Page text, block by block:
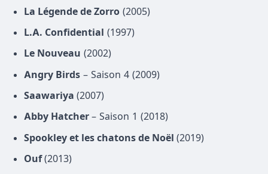
La Légende de Zorro (2005)
L.A. Confidential (1997)
Le Nouveau (2002)
Angry Birds – Saison 4 (2009)
Saawariya (2007)
Abby Hatcher – Saison 1 (2018)
Spookley et les chatons de Noël (2019)
Ouf(2013)